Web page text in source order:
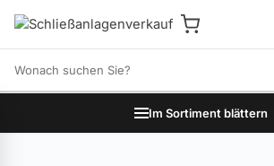
Im Sortiment blättern